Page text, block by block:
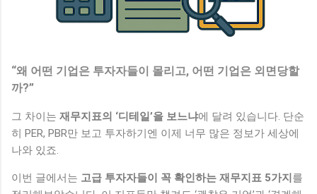
“왜 어떤 기업은 투자자들이 몰리고, 어떤 기업은 외면당할
까?”
그 차이는 재무지표의 ‘디테일’을 보느냐에 달려 있습니다. 단순
히 PER, PBR만 보고 투자하기엔 이제 너무 많은 정보가 세상에
나와 있죠.
이번 글에서는 고급 투자자들이 꼭 확인하는 재무지표 5가지 를